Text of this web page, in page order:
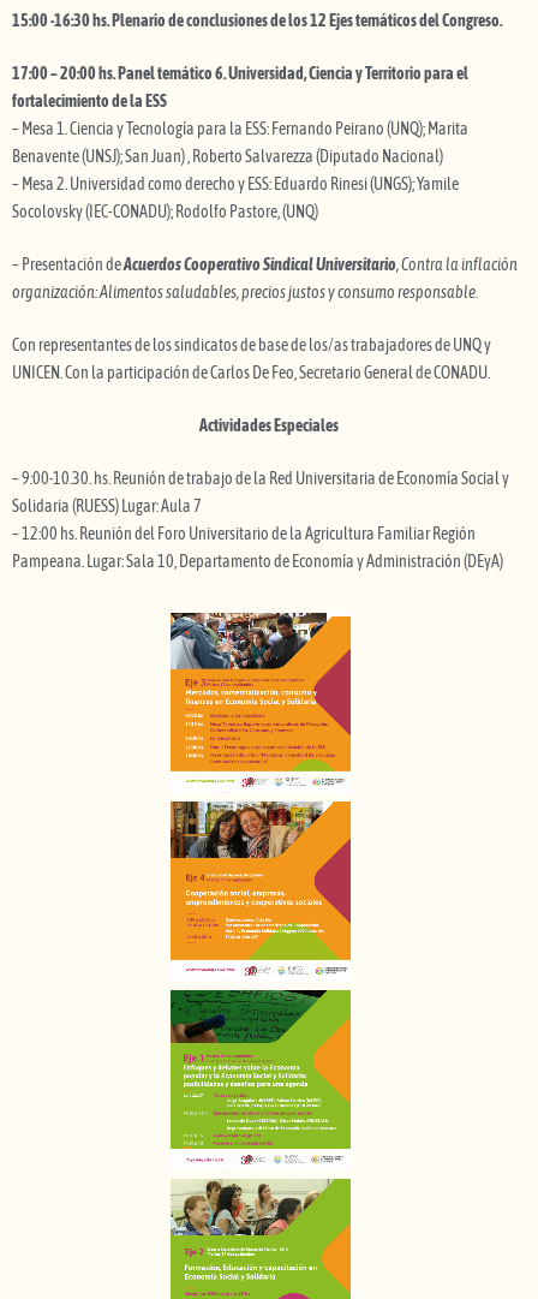
15:00 -16:30 hs. Plenario de conclusiones de los 12 Ejes temáticos del Congreso.
17:00 – 20:00 hs. Panel temático 6.Universidad, Ciencia y Territorio para el
fortalecimiento de la ESS
– Mesa 1. Ciencia y Tecnología para la ESS: Fernando Peirano (UNQ); Marita
Benavente (UNSJ); San Juan) , Roberto Salvarezza (Diputado Nacional)
– Mesa 2. Universidad como derecho y ESS: Eduardo Rinesi (UNGS); Yamile
Socolovsky (IEC-CONADU); Rodolfo Pastore, (UNQ)
– Presentación deAcuerdos Cooperativo Sindical Universitario, Contra la inflación
organización: Alimentos saludables, precios justos y consumo responsable.
Con representantes de los sindicatos de base de los/as trabajadores de UNQ y
UNICEN. Con la participación de Carlos De Feo, Secretario General de CONADU.
Actividades Especiales
– 9:00-10.30. hs. Reunión de trabajo de la Red Universitaria de Economía Social y
Solidaria (RUESS) Lugar: Aula 7
– 12:00 hs. Reunión del Foro Universitario de la Agricultura Familiar Región
Pampeana. Lugar: Sala 10, Departamento de Economía y Administración (DEyA)